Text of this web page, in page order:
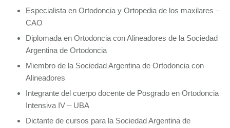
Especialista en Ortodoncia y Ortopedia de los maxilares –
CAO
Diplomada en Ortodoncia con Alineadores de la Sociedad
Argentina de Ortodoncia
Miembro de la Sociedad Argentina de Ortodoncia con
Alineadores
Integrante del cuerpo docente de Posgrado en Ortodoncia
Intensiva IV – UBA
Dictante de cursos para la Sociedad Argentina de